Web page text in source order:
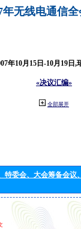
年无线电通信
年10月15日-10月19日,
«决议汇编»
全部展开
特委会、大会筹备会议